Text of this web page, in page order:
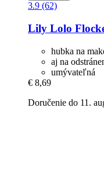
3.9 (62)
Lily Lolo
hubka na
aj na
umývateľná
€ 8,69
Doručenie do 11.